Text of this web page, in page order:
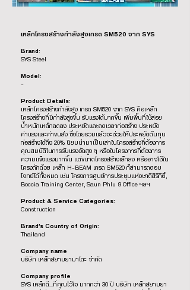
เหล็กโครงสร้างกำลังสูงเกรด SM520 จาก SYS
Brand:
SYS Steel
Model:
-
Product Details:
เหล็กโครงสร้างกำลังสูง เกรด SM520 จาก SYS คือเหล็ก
โครงสร้างที่มีกำลังสูงขึ้น รับแรงได้มากขึ้น เพิ่มพื้นที่ใช้สอย
น้ำหนักเหล็กลดลง ประหยัดและลดเวลาก่อสร้าง ประหยัด
ค่าแรงและค่าขนส่ง ซึ่งโดยรวมแล้วจะช่วยให้ประหยัดต้นทุน
ก่อสร้างได้ถึง 20% นิยมนำมาเป็นเสาในโครงสร้างที่ต้องการ
คุณสมบัติในการรับแรงอัดสูง ๆ หรือในโครงการที่ต้องการ
ความแข็งแรงมากขึ้น แต่ขนาดโครงสร้างเล็กลง หรืออาจใช้ใน
โครงถักด้วย เหล็ก H-BEAM เกรด SM520 ก็สามารถตอบ
โจทย์ได้ทั้งหมด เช่น โครงการศูนย์การประชุมแห่งชาติสิริกิติ์,
Boccia Training Center, Saun Phlu 9 Office ฯลฯ
Product & Service Categories:
Construction
Brand’s Country of Origin:
Thailand
Company name
บริษัท เหล็กสยามยามาโตะ จำกัด
Company profile
SYS เหล็กดี…ที่คุณไว้ใจ มากกว่า 30 ปี บริษัท เหล็กสยามยา